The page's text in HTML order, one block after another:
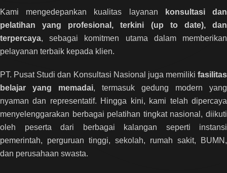
Kami mengedepankan kualitas layanan
konsultasi dan
pelatihan yang profesional, terkini (up to date), dan
terpercaya, sebagai komitmen utama dalam memberikan
pelayanan terbaik kepada klien.
PT. Pusat Studi dan Konsultasi Nasional juga memiliki fasilitas
belajar yang memadai, termasuk gedung modern yang
nyaman dan representatif. Hingga kini, kami telah dipercaya
menyelenggarakan berbagai pelatihan tingkat nasional, diikuti
oleh peserta dari berbagai kalangan seperti instansi
pemerintah, perguruan tinggi, sekolah, rumah sakit, BUMN,
dan perusahaan swasta.